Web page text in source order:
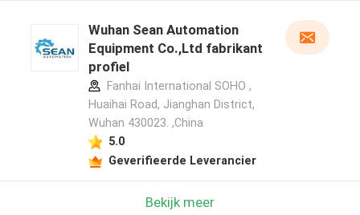
Wuhan Sean Automation
Equipment Co.,Ltd fabrikant
profiel
Fanhai International SOHO ,
Huaihai Road, Jianghan District,
Wuhan 430023. ,China
5.0
Geverifieerde Leverancier
Bekijk meer